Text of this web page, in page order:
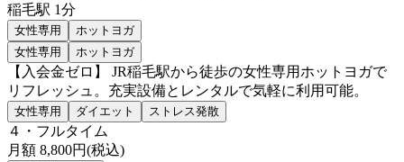
稲毛駅 1分
女性専用
ホットヨガ
女性専用
ホットヨガ
【入会金ゼロ】 JR稲毛駅から徒歩の女性専用ホットヨガで
リフレッシュ。充実設備とレンタルで気軽に利用可能。
女性専用 ダイエット ストレス発散
４・フルタイム
月額 8,800円(税込)